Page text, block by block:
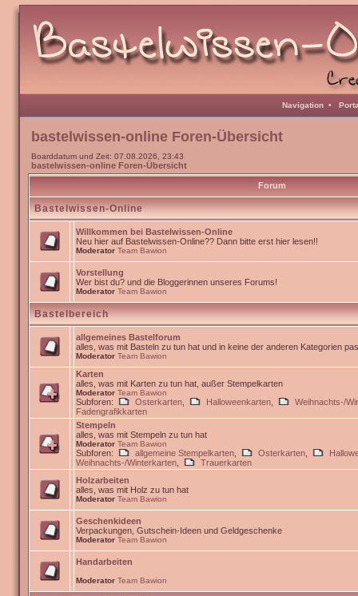
Navigation •
bastelwissen-online Foren-Übersicht
Boarddatum und Zeit: 07.08.2026, 23:43
bastelwissen-online Foren-Übersicht
Forum
Bastelwissen-Online
Willkommen bei Bastelwissen-Online
Neu hier auf Bastelwissen-Online?? Dann bitte erst hier lesen!!
Moderator Team Bawion
Vorstellung
Wer bist du? und die Bloggerinnen unseres Forums!
Moderator Team Bawion
Bastelbereich
allgemeines Bastelforum
alles, was mit Basteln zu tun hat und in keine der anderen Kategorien
Moderator Team Bawion
Karten
alles, was mit Karten zu tun hat, außer Stempelkarten
Moderator Team Bawion
Subforen: Osterkarten Halloweenkarten
Weihnachts-/
Fadengrafikkarten
Stempeln
alles, was mit Stempeln zu tun hat
Moderator Team Bawion
Subforen: allgemeine Stempelkarten Osterkarten
Weihnachts-/Winterkarten
Trauerkarten
Holzarbeiten
alles, was mit Holz zu tun hat
Moderator Team Bawion
Geschenkideen
Verpackungen, Gutschein-Ideen und Geldgeschenke
Moderator Team Bawion
Handarbeiten
Moderator Team Bawion